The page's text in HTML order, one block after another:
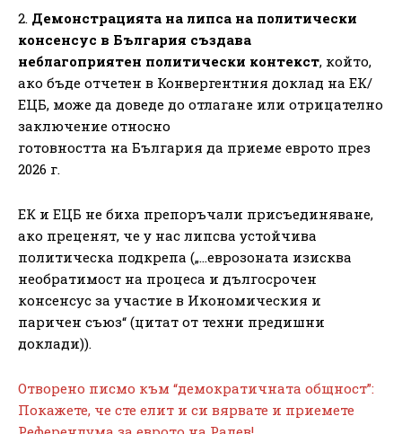
2. Демонстрацията на липса на политически
консенсус в България създава
неблагоприятен политически контекст, който,
ако бъде отчетен в Конвергентния доклад на ЕК/
ЕЦБ, може да доведе до отлагане или отрицателно
заключение относно
готовността на България да приеме еврото през
2026 г.
ЕК и ЕЦБ не биха препоръчали присъединяване,
ако преценят, че у нас липсва устойчива
политическа подкрепа („…еврозоната изисква
необратимост на процеса и дългосрочен
консенсус за участие в Икономическия и
паричен съюз“ (цитат от техни предишни
доклади)).
Отворено писмо към “демократичната общност”:
Покажете, че сте елит и си вярвате и приемете